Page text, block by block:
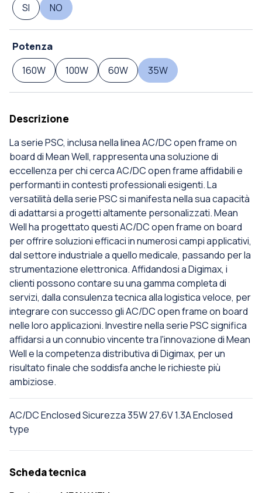
SI
NO
Potenza
160W
100W 60W 35W
Descrizione
La serie PSC, inclusa nella linea AC/DC open frame on
board di Mean Well, rappresenta una soluzione di
eccellenza per chi cerca AC/DC open frame affidabili e
performanti in contesti professionali esigenti. La
versatilità della serie PSC si manifesta nella sua capacità
di adattarsi a progetti altamente personalizzati. Mean
Well ha progettato questi AC/DC open frame on board
per offrire soluzioni efficaci in numerosi campi applicativi,
dal settore industriale a quello medicale, passando per la
strumentazione elettronica. Affidandosi a Digimax, i
clienti possono contare su una gamma completa di
servizi, dalla consulenza tecnica alla logistica veloce, per
integrare con successo gli AC/DC open frame on board
nelle loro applicazioni. Investire nella serie PSC significa
affidarsi a un connubio vincente tra l'innovazione di Mean
Well e la competenza distributiva di Digimax, per un
risultato finale che soddisfa anche le richieste più
ambiziose.
AC/DC Enclosed Sicurezza 35W 27.6V 1.3A Enclosed
type
Scheda tecnica